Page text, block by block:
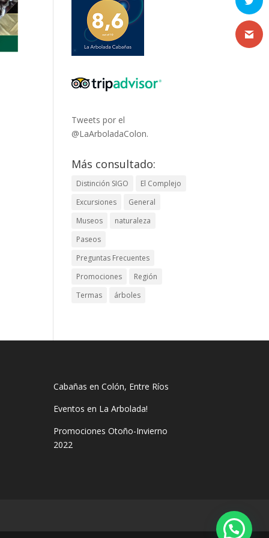
Tweets por el
@LaArboladaColon.
Más consultado:
Distinción SIGO
El Complejo
Excursiones
General
Museos
naturaleza
Paseos
Preguntas Frecuentes
Promociones
Región
Termas
árboles
Cabañas en Colón, Entre Ríos
Eventos en La Arbolada!
Promociones Otoño-Invierno
2022